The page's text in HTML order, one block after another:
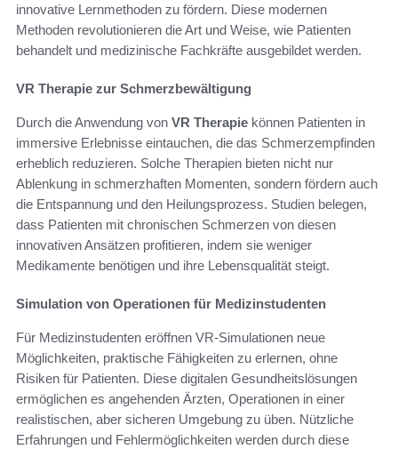
innovative Lernmethoden zu fördern. Diese modernen
Methoden revolutionieren die Art und Weise, wie Patienten
behandelt und medizinische Fachkräfte ausgebildet werden.
VR Therapie zur Schmerzbewältigung
Durch die Anwendung von VR Therapie können Patienten in
immersive Erlebnisse eintauchen, die das Schmerzempfinden
erheblich reduzieren. Solche Therapien bieten nicht nur
Ablenkung in schmerzhaften Momenten, sondern fördern auch
die Entspannung und den Heilungsprozess. Studien belegen,
dass Patienten mit chronischen Schmerzen von diesen
innovativen Ansätzen profitieren, indem sie weniger
Medikamente benötigen und ihre Lebensqualität steigt.
Simulation von Operationen für Medizinstudenten
Für Medizinstudenten eröffnen VR-Simulationen neue
Möglichkeiten, praktische Fähigkeiten zu erlernen, ohne
Risiken für Patienten. Diese digitalen Gesundheitslösungen
ermöglichen es angehenden Ärzten, Operationen in einer
realistischen, aber sicheren Umgebung zu üben. Nützliche
Erfahrungen und Fehlermöglichkeiten werden durch diese